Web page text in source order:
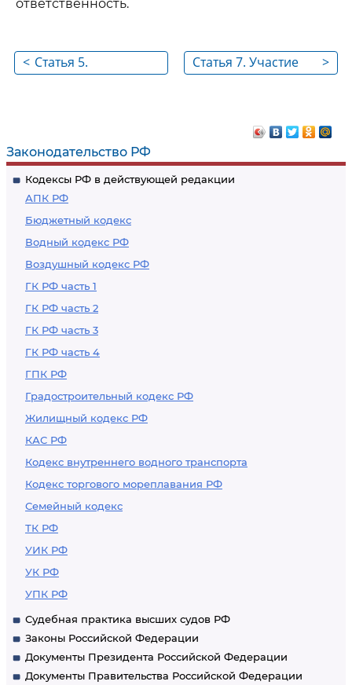
Законодательство РФ
Кодексы РФ в действующей редакции
АПК РФ
Бюджетный кодекс
Водный кодекс РФ
Воздушный кодекс РФ
ГК РФ часть 1
ГК РФ часть 2
ГК РФ часть 3
ГК РФ часть 4
ГПК РФ
Градостроительный кодекс РФ
Жилищный кодекс РФ
КАС РФ
Кодекс внутреннего водного транспорта
Кодекс торгового мореплавания РФ
Семейный кодекс
ТК РФ
УИК РФ
УК РФ
УПК РФ
Судебная практика высших судов РФ
Законы Российской Федерации
Документы Президента Российской Федерации
Документы Правительства Российской Федерации
ответственность.
< Статья 5.
надзора
>
Статья 7. Участие
федеральных
законодательной и
исполнительной